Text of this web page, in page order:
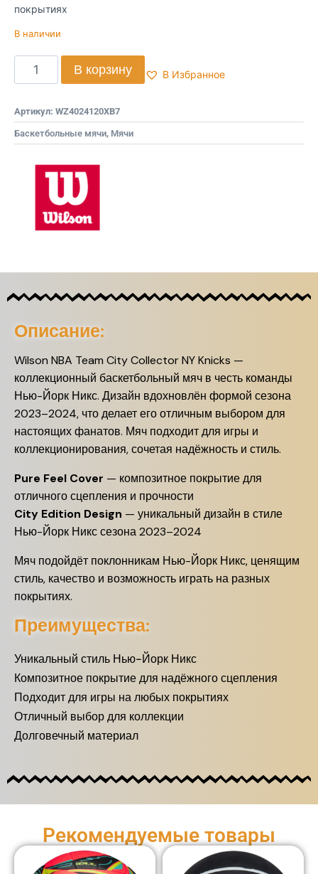
покрытиях
В наличии
В корзину В Избранное
Артикул: WZ4024120XB7
Баскетбольные мячи, Мячи
Описание:
Wilson NBA Team City Collector NY Knicks —
коллекционный баскетбольный мяч в честь команды
Нью-Йорк Никс. Дизайн вдохновлён формой сезона
2023–2024, что делает его отличным выбором для
настоящих фанатов. Мяч подходит для игры и
коллекционирования, сочетая надёжность и стиль.
Pure Feel Cover — композитное покрытие для
отличного сцепления и прочности
City Edition Design — уникальный дизайн в стиле
Нью-Йорк Никс сезона 2023–2024
Мяч подойдёт поклонникам Нью-Йорк Никс, ценящим
стиль, качество и возможность играть на разных
покрытиях.
Преимущества:
Уникальный стиль Нью-Йорк Никс
Композитное покрытие для надёжного сцепления
Подходит для игры на любых покрытиях
Отличный выбор для коллекции
Долговечный материал
Рекомендуемые товары